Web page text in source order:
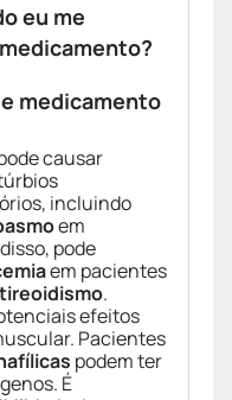
eu me
medicamento
causar
incluindo
em
pode
em pacientes
.
efeitos
Pacientes
podem ter
É